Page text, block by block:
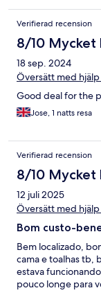
Verifierad recension
8/10 Mycket
18 sep. 2024
Översätt med
Good deal for the
Jose, 1 natts resa
Verifierad recension
8/10 Mycket
12 juli 2025
Översätt med
Bom custo-
Bem localizado,
cama e toalhas tb,
estava
pouco longe para